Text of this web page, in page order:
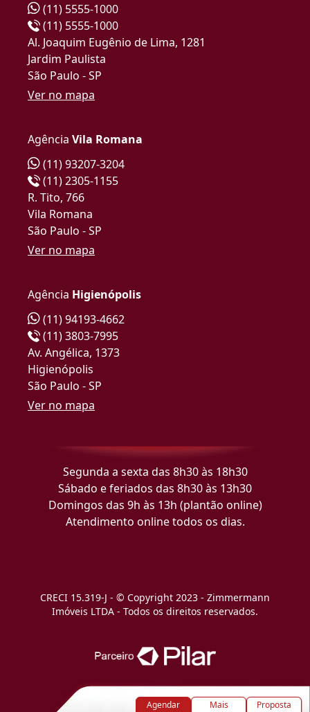
Agendar
Mais
Proposta
(11) 5555-1000
(11) 5555-1000
Al. Joaquim Eugênio de Lima, 1281
Jardim Paulista
São Paulo - SP
Ver no mapa
Agência Vila Romana
(11) 93207-3204
(11) 2305-1155
R. Tito, 766
Vila Romana
São Paulo - SP
Ver no mapa
Agência Higienópolis
(11) 94193-4662
(11) 3803-7995
Av. Angélica, 1373
Higienópolis
São Paulo - SP
Ver no mapa
Segunda a sexta das 8h30 às 18h30
Sábado e feriados das 8h30 às 13h30
Domingos das 9h às 13h (plantão online)
Atendimento online todos os dias.
CRECI 15.319-J - © Copyright 2023 - Zimmermann
Imóveis LTDA - Todos os direitos reservados.